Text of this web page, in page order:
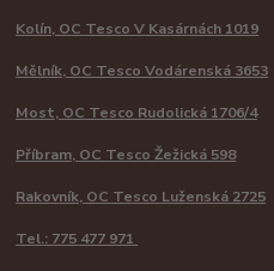
Kolín, OC Tesco V Kasárnách 1019
Mělník, OC Tesco Vodárenská 3653
Most, OC Tesco Rudolická 1706/4
Příbram, OC Tesco Žežická 598
Rakovník, OC Tesco Luženská 2725
Tel.: 775 477 971